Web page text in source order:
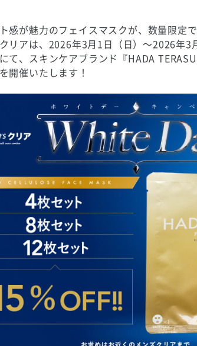
感が魅力のフェイスマスクが、数量限定
リアは、2026年3月1日（日）～2026年3
て、スキンケアブランド『HADA
開催いたします！